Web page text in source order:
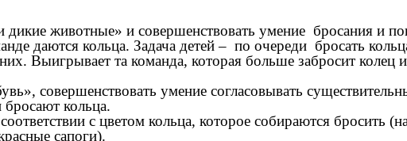
животные» и совершенствовать умение бросания и
даются кольца. Задача детей – по очереди бросать
Выигрывает та команда, которая больше забросит колец
совершенствовать умение согласовывать
кольца.
с цветом кольца, которое собираются бросить
сапоги).